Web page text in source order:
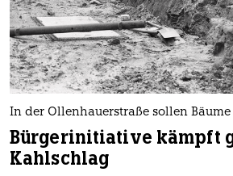
fragen & hilfe
unterstützen
abo
epaper login
In der Ollenhauerstraße sollen
Bürgerinitiative kämpft
Kahlschlag